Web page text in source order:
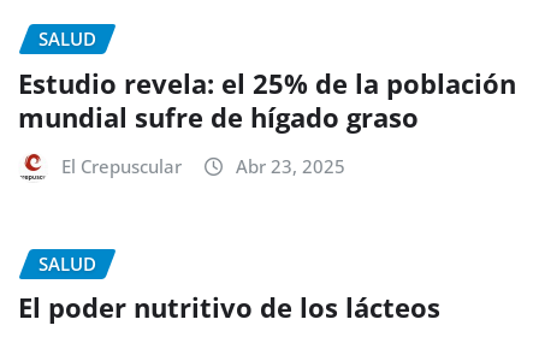
SALUD
Estudio revela: el 25% de la población
mundial sufre de hígado graso
El Crepuscular Abr 23, 2025
SALUD
El poder nutritivo de los lácteos